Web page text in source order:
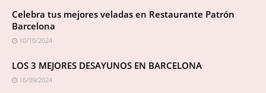
Celebra tus mejores veladas en Restaurante Patrón
Barcelona
10/10/2024
LOS 3 MEJORES DESAYUNOS EN BARCELONA
16/09/2024